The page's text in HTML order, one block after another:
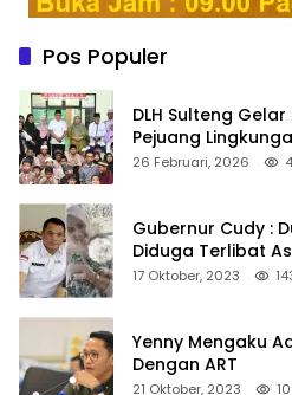
Pos Populer
DLH Sulteng
Pejuang
Kepedulian
26 Februari, 2026
Gubernur Cudy : Dua Pejabat Pemprov
Diduga Terlibat
Non Job
17 Oktober, 2023
Yenny Mengaku
Dengan ART
21 Oktober, 2023